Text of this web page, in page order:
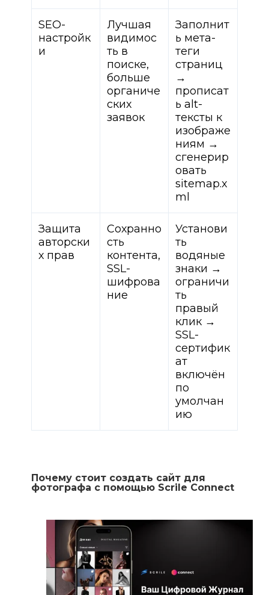
SEO-
настройк
и
Лучшая
видимос
ть в
поиске,
больше
органиче
ских
заявок
Заполнит
ь мета-
теги
страниц
→
прописат
ь alt-
тексты к
изображе
ниям →
сгенерир
овать
sitemap.x
ml
Защита
авторски
х прав
Сохранно
сть
контента,
SSL-
шифрова
ние
Установи
ть
водяные
знаки →
ограничи
ть
правый
клик →
SSL-
сертифик
ат
включён
по
умолчан
ию
Почему стоит создать сайт для
фотографа с помощью Scrile Connect